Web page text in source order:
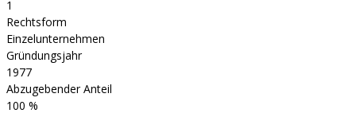
1
Rechtsform
Einzelunternehmen
Gründungsjahr
1977
Abzugebender Anteil
100 %